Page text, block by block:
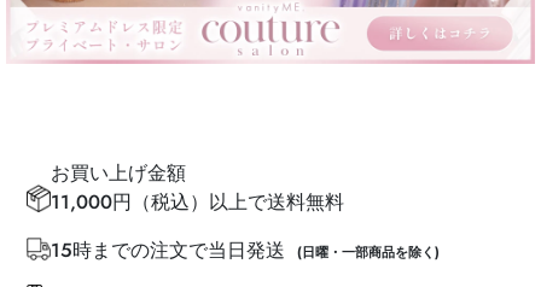
お買い上げ金額
11,000円（税込）以上で送料無料
15時までの注文で当日発送
(日曜・一部商品を除く)